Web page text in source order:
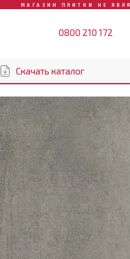
МАГАЗИН ПЛИТКИ НЕ
0800 210 172
Скачать каталог